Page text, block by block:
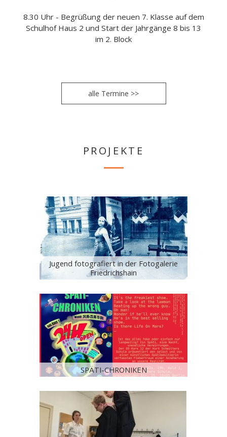
8.30 Uhr - Begrüßung der neuen 7. Klasse auf dem
Schulhof Haus 2 und Start der Jahrgänge 8 bis 13
im 2. Block
alle Termine >>
PROJEKTE
Jugend fotografiert in der Fotogalerie
Friedrichshain
SPÄTI-CHRONIKEN